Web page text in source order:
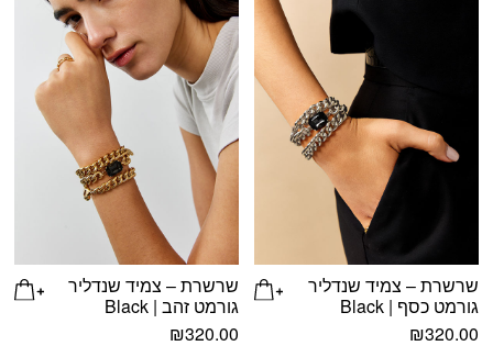
שרשרת – צמיד שנדליר
גורמט כסף | Black
₪320.00
שרשרת – צמיד שנדליר
גורמט זהב | Black
₪320.00